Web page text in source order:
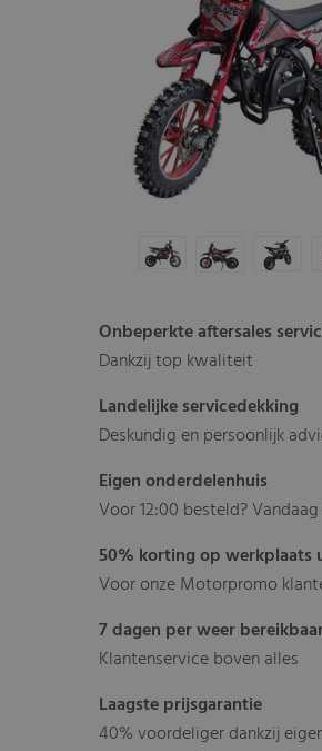
Onbeperkte aftersales
Dankzij top kwaliteit
Landelijke servicedekking
Deskundig en persoonlijk
Eigen onderdelenhuis
Voor 12:00 besteld?
50% korting op werkplaats
Voor onze Motorpromo
7 dagen per weer
Klantenservice boven alles
Laagste prijsgarantie
40% voordeliger dankzij